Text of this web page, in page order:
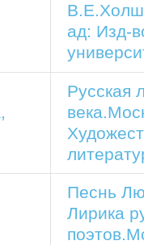
ад: Изд-
Русская
Песнь
Лирика